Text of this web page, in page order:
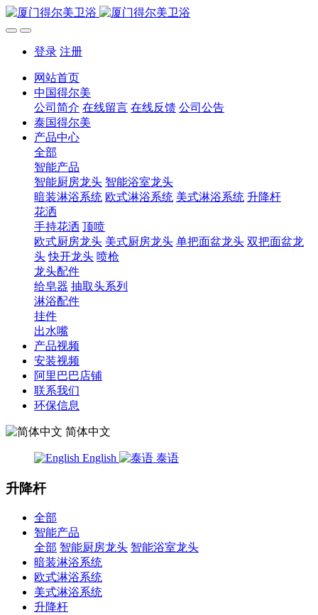
登录 注册
网站首页
中国得尔美
公司简介 在线留言 在线反馈 公司公告
泰国得尔美
产品中心
全部
智能产品
智能厨房龙头 智能浴室龙头
暗装淋浴系统 欧式淋浴系统 美式淋浴系统 升降杆
花洒
手持花洒 顶喷
欧式厨房龙头 美式厨房龙头 单把面盆龙头 双把面盆龙
头 快开龙头 喷枪
龙头配件
给皂器 抽取头系列
淋浴配件
挂件
出水嘴
产品视频
安装视频
阿里巴巴店铺
联系我们
环保信息
简体中文
English 泰语
升降杆
全部
智能产品
全部 智能厨房龙头 智能浴室龙头
暗装淋浴系统
欧式淋浴系统
美式淋浴系统
升降杆